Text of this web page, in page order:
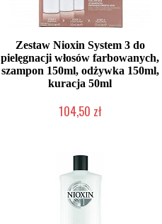
Zestaw Nioxin System 3 do
pielęgnacji włosów farbowanych,
szampon 150ml, odżywka 150ml,
kuracja 50ml
104,50 zł